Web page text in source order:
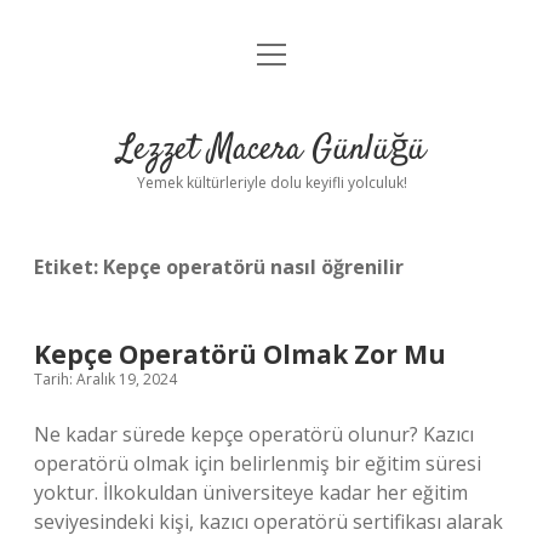
Anasayfa
Yasal Uyarı
menüyü
Lezzet Macera Günlüğü
Yemek kültürleriyle dolu keyifli yolculuk!
Etiket: Kepçe operatörü nasıl öğrenilir
Kepçe Operatörü Olmak Zor Mu
Tarih: Aralık 19, 2024
Ne kadar sürede kepçe operatörü olunur? Kazıcı
operatörü olmak için belirlenmiş bir eğitim süresi
yoktur. İlkokuldan üniversiteye kadar her eğitim
seviyesindeki kişi, kazıcı operatörü sertifikası alarak